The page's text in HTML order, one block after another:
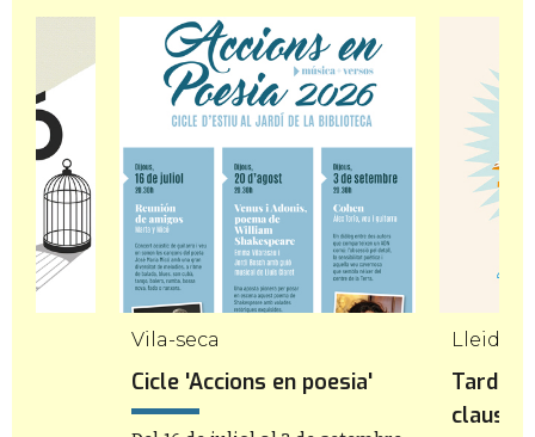
Vila-seca
Cicle 'Accions en poesia'
Lleida
Tardes